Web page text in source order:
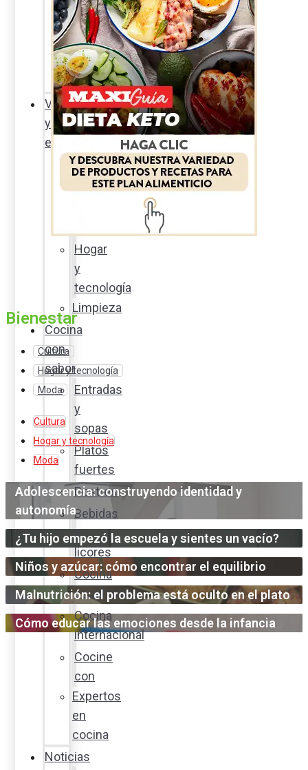
Sexualidad
responsable
En
la
percha
Vida
y
estilo
Productos
nuevos
Hogar
y
tecnología
Limpieza
Cocina
con
sabor
Entradas
y
sopas
Platos
fuertes
Postres
Bebidas
y
licores
Cocina
ecuatoriana
Cocina
internacional
Cocine
con
Expertos
en
cocina
Noticias
Bienestar
Cultura
Hogar y tecnología
Moda
Cultura
Hogar y tecnología
Moda
Adolescencia: construyendo identidad y
autonomía
¿Tu hijo empezó la escuela y sientes un vacío?
Niños y azúcar: cómo encontrar el equilibrio
Malnutrición: el problema está oculto en el plato
Cómo educar las emociones desde la infancia